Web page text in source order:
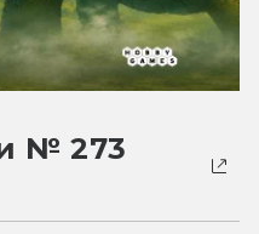
№ 273